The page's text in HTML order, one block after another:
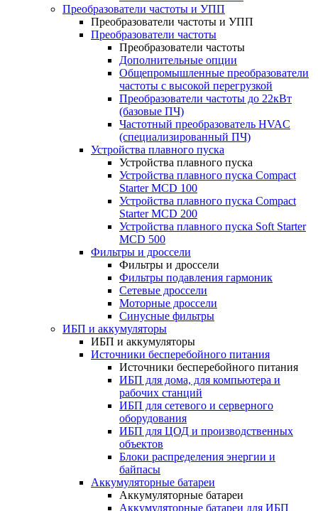
Преобразователи частоты и УПП
Преобразователи частоты и УПП
Преобразователи частоты
Преобразователи частоты
Дополнительные опции
Общепромышленные преобразователи
частоты с высокой перегрузкой
Преобразователи частоты до 22кВт
(базовые ПЧ)
Частотный преобразователь HVAC
(специализированный ПЧ)
Устройства плавного пуска
Устройства плавного пуска
Устройства плавного пуска Compact
Starter MCD 100
Устройства плавного пуска Compact
Starter MCD 200
Устройства плавного пуска Soft Starter
MCD 500
Фильтры и дроссели
Фильтры и дроссели
Фильтры подавления гармоник
Сетевые дроссели
Моторные дроссели
Синусные фильтры
ИБП и аккумуляторы
ИБП и аккумуляторы
Источники бесперебойного питания
Источники бесперебойного питания
ИБП для дома, для компьютера и
рабочих станций
ИБП для сетевого и серверного
оборудования
ИБП для ЦОД и производственных
объектов
Блоки распределения энергии и
байпасы
Аккумуляторные батареи
Аккумуляторные батареи
Аккумуляторные батареи для ИБП